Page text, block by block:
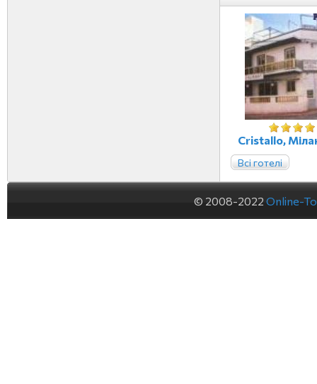
Cristallo,
Всі готелі
© 2008-2022 Online-